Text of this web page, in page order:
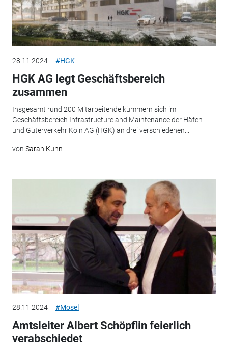
28.11.2024 #HGK
HGK AG legt Geschäftsbereich
zusammen
Insgesamt rund 200 Mitarbeitende kümmern sich im
Geschäftsbereich Infrastructure and Maintenance der Häfen
und Güterverkehr Köln AG (HGK) an drei verschiedenen...
von Sarah Kuhn
28.11.2024 #Mosel
Amtsleiter Albert Schöpflin feierlich
verabschiedet